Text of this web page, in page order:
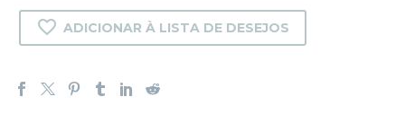
LILLE
ADICIONAR À LISTA DE DESEJOS